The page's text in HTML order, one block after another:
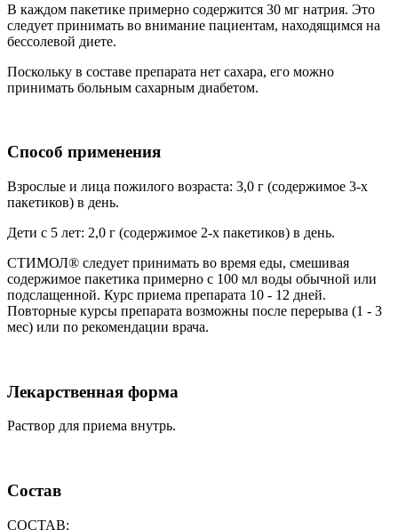
В каждом пакетике примерно содержится 30 мг натрия. Это
следует принимать во внимание пациентам, находящимся на
бессолевой диете.
Поскольку в составе препарата нет сахара, его можно
принимать больным сахарным диабетом.
Способ применения
Взрослые и лица пожилого возраста: 3,0 г (содержимое 3-х
пакетиков) в день.
Дети с 5 лет: 2,0 г (содержимое 2-х пакетиков) в день.
СТИМОЛ® следует принимать во время еды, смешивая
содержимое пакетика примерно с 100 мл воды обычной или
подслащенной. Курс приема препарата 10 - 12 дней.
Повторные курсы препарата возможны после перерыва (1 - 3
мес) или по рекомендации врача.
Лекарственная форма
Раствор для приема внутрь.
Состав
СОСТАВ: